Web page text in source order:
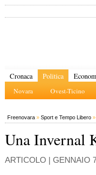
Cronaca Politica
Novara Ovest-Ticino
Freenovara » Sport e Tempo Libero »
Una Invernal
ARTICOLO | GENNAIO